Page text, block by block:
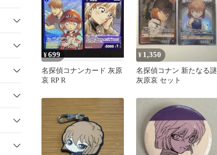
¥699
名探偵コナンカード 灰原
哀 RP R
¥ 1,350
名探偵コナン 新たなる謎
灰原哀 セット